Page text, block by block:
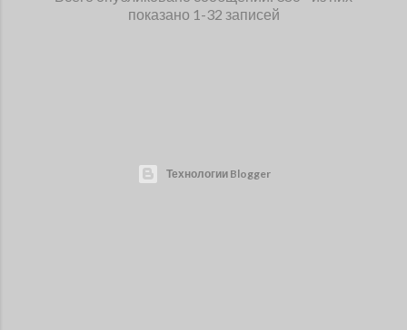
показано 1-32 записей
Технологии Blogger